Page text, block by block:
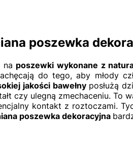
poszewka
na poszewki wykonane z
do tego, aby młody
jakości bawełny posłużą
czy ulegną zmechaceniu. To
kontakt z roztoczami.
poszewka dekoracyjna